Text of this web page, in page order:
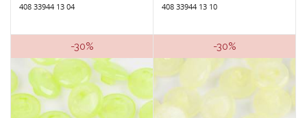
408 33944 13 04 408 33944 13 10
-30% -30%